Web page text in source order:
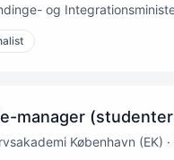
og
manager
Køben­havn (EK)